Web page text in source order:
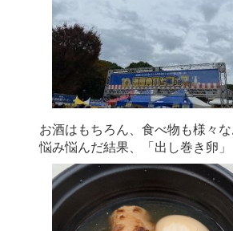
お酒はもちろん、食べ物も様々
悩み悩んだ結果、「出し巻き卵